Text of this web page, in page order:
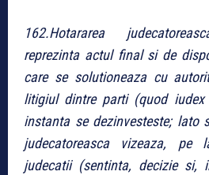
162.Hotararea
reprezinta actul final si de
care se solutioneaza cu
litigiul dintre parti (quod
instanta se dezinvesteste; lato
judecatoreasca vizeaza,
judecatii (sentinta, decizie si,